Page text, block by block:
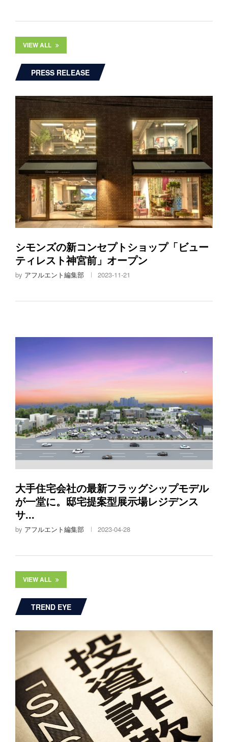
VIEW ALL
PRESS RELEASE
シモンズの新コンセプトショップ「ビュー
ティレスト神宮前」オープン
by アフルエント編集部 2023-11-21
大手住宅会社の最新フラッグシップモデル
が一堂に。邸宅提案型展示場レジデンス
サ...
by アフルエント編集部 2023-04-28
VIEW ALL
TREND EYE